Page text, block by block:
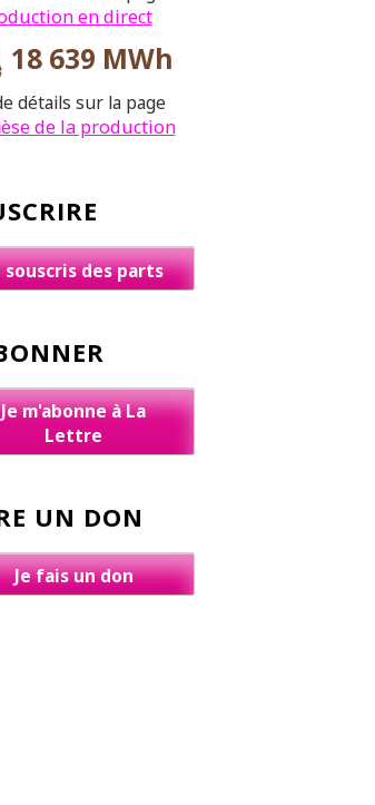
en direct
18 639 MWh
détails sur la page
de la production
souscris des parts
Je m'abonne à La
Lettre
UN DON
Je fais un don